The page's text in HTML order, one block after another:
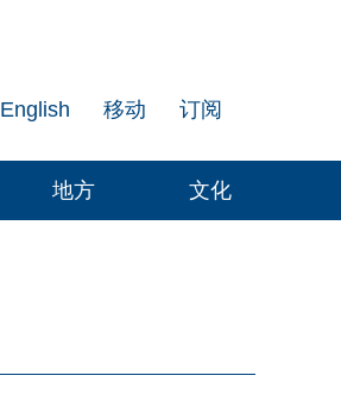
订阅
移动
English
地方 文化